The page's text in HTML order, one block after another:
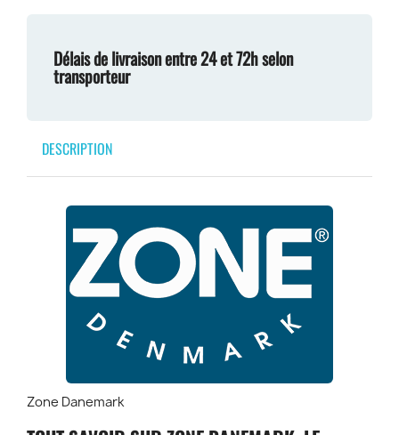
Délais de livraison entre 24 et 72h selon
transporteur
DESCRIPTION
Zone Danemark